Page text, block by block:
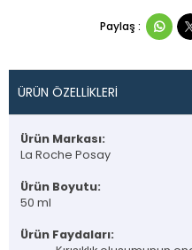
Paylaş :
ÜRÜN ÖZELLIKLERI
Ürün Markası:
La Roche Posay
Ürün Boyutu:
50 ml
Ürün Faydaları: